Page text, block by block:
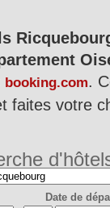
booking.com.
faites votre
Date de